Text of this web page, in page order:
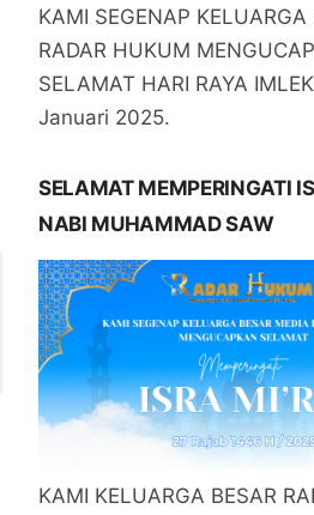
KAMI SEGENAP KELUARGA
RADAR HUKUM
SELAMAT HARI RAYA
Januari 2025.
SELAMAT MEMPERINGATI
NABI MUHAMMAD SAW
KAMI KELUARGA BESAR